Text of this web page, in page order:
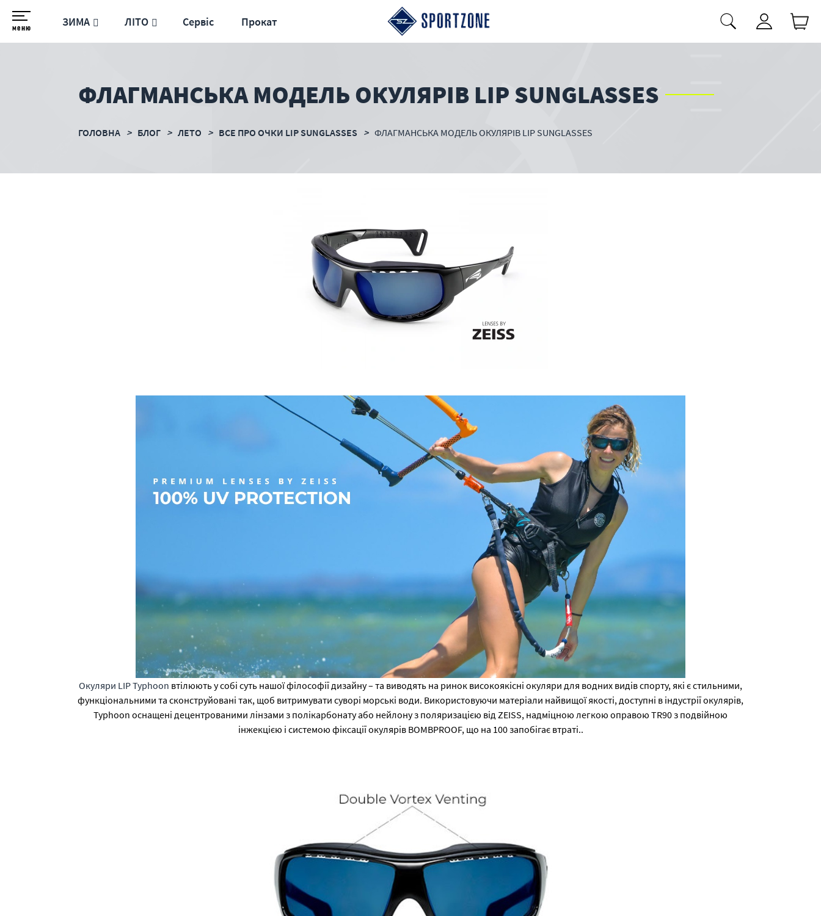
меню ЗИМА ЛІТО Сервіс Прокат
ФЛАГМАНСЬКА МОДЕЛЬ ОКУЛЯРІВ LIP SUNGLASSES
ГОЛОВНА БЛОГ ЛЕТО ВСЕ ПРО ОЧКИ LIP SUNGLASSES ФЛАГМАНСЬКА МОДЕЛЬ ОКУЛЯРІВ LIP SUNGLASSES
Окуляри LIP Typhoon втілюють у собі суть нашої філософії дизайну – та виводять на ринок високоякісні окуляри для водних видів спорту, які є стильними,
функціональними та сконструйовані так, щоб витримувати суворі морські води. Використовуючи матеріали найвищої якості, доступні в індустрії окулярів,
Typhoon оснащені децентрованими лінзами з полікарбонату або нейлону з поляризацією від ZEISS, надміцною легкою оправою TR90 з подвійною
інжекцією і системою фіксації окулярів BOMBPROOF, що на 100 запобігає втраті..